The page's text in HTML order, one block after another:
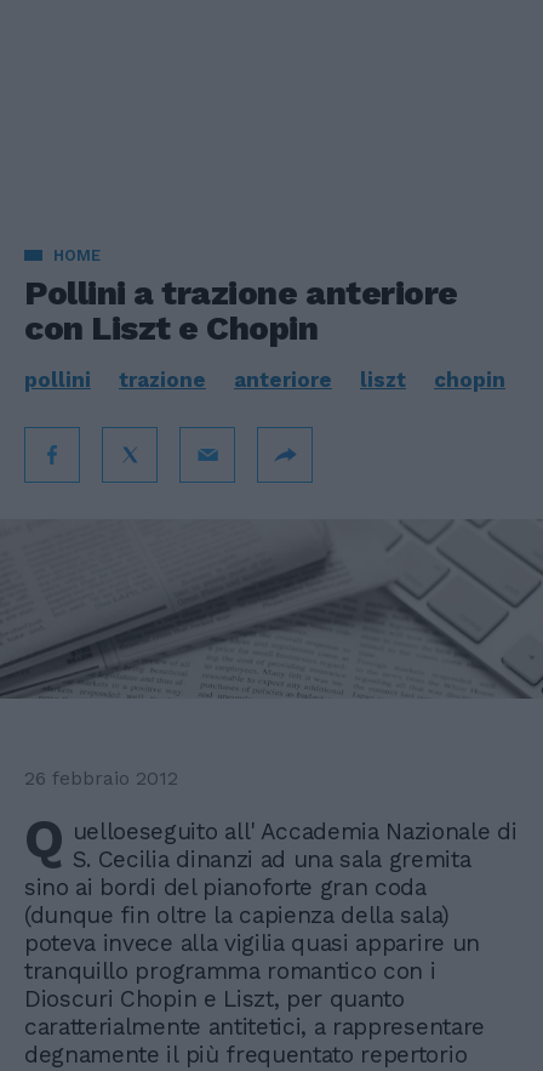
HOME
Pollini a trazione anteriore
con Liszt e Chopin
pollini trazione anteriore liszt chopin
26 febbraio 2012
Q uelloeseguito all' Accademia Nazionale di
S. Cecilia dinanzi ad una sala gremita
sino ai bordi del pianoforte gran coda
(dunque fin oltre la capienza della sala)
poteva invece alla vigilia quasi apparire un
tranquillo programma romantico con i
Dioscuri Chopin e Liszt, per quanto
caratterialmente antitetici, a rappresentare
degnamente il più frequentato repertorio